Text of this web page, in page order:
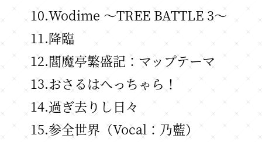
10.Wodime ～TREE BATTLE 3～
11.降臨
12.閻魔亭繁盛記：マップテーマ
13.おさるはへっちゃら！
14.過ぎ去りし日々
15.参全世界（Vocal：乃藍）